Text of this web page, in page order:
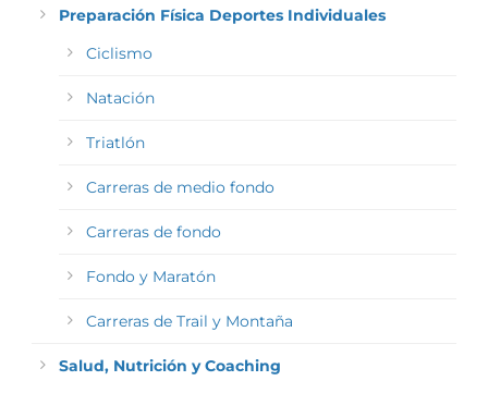
Preparación Física Deportes Individuales
Ciclismo
Natación
Triatlón
Carreras de medio fondo
Carreras de fondo
Fondo y Maratón
Carreras de Trail y Montaña
Salud, Nutrición y Coaching